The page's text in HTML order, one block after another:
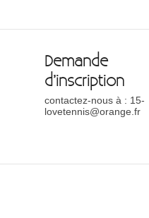
Demande
d’inscription
contactez-nous à : 15-
lovetennis@orange.fr